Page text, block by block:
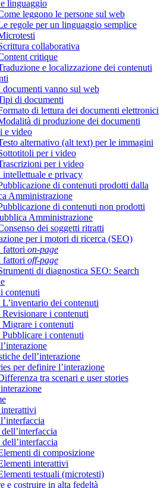
linguaggio
leggono le persone sul web
regole per un linguaggio semplice
collaborativa
critique
e localizzazione dei contenuti
documenti vanno sul web
di documenti
di lettura dei documenti elettronici
di produzione dei documenti
e video
alternativo (alt text) per le immagini
per i video
per i video
intellettuale e privacy
di contenuti prodotti dalla
Amministrazione
di contenuti non prodotti
Amministrazione
dei soggetti ritratti
per i motori di ricerca (SEO)
fattori on-page
fattori off-page
di diagnostica SEO: Search
contenuti
dei contenuti
Revisionare i contenuti
Migrare i contenuti
Pubblicare i contenuti
dell’interazione
per definire l’interazione
tra scenari e user stories
di composizione
interattivi
testuali (microtesti)
e costruire in alta fedeltà